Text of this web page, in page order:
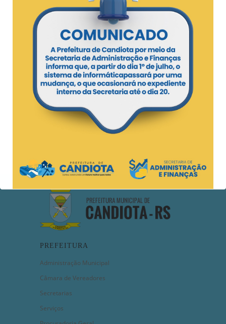
Está no ar o oitavo vídeo da série chamada
‘Meu lar vai a leilão’. A série traz
depoimentos de moradores das casas da
CGT Eletrosul, que estão em processo de
venda. E esse processo de venda dos 411
imóveis localizados na Vila Residencial e Vila
Operária gera apreensão e insegurança
para todos os moradores e comunidade
candiotense.
Acompanhe!
PREFEITURA
Administração Municipal
Câmara de Vereadores
Secretarias
Serviços